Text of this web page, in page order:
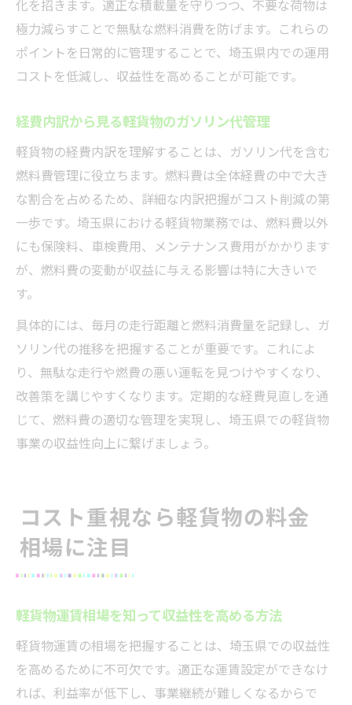
化を招きます。適正な積載量を守りつつ、不要な荷物は
極力減らすことで無駄な燃料消費を防げます。これらの
ポイントを日常的に管理することで、埼玉県内での運用
コストを低減し、収益性を高めることが可能です。
経費内訳から見る軽貨物のガソリン代管理
軽貨物の経費内訳を理解することは、ガソリン代を含む
燃料費管理に役立ちます。燃料費は全体経費の中で大き
な割合を占めるため、詳細な内訳把握がコスト削減の第
一歩です。埼玉県における軽貨物業務では、燃料費以外
にも保険料、車検費用、メンテナンス費用がかかります
が、燃料費の変動が収益に与える影響は特に大きいで
す。
具体的には、毎月の走行距離と燃料消費量を記録し、ガ
ソリン代の推移を把握することが重要です。これによ
り、無駄な走行や燃費の悪い運転を見つけやすくなり、
改善策を講じやすくなります。定期的な経費見直しを通
じて、燃料費の適切な管理を実現し、埼玉県での軽貨物
事業の収益性向上に繋げましょう。
コスト重視なら軽貨物の料金
相場に注目
軽貨物運賃相場を知って収益性を高める方法
軽貨物運賃の相場を把握することは、埼玉県での収益性
を高めるために不可欠です。適正な運賃設定ができなけ
れば、利益率が低下し、事業継続が難しくなるからで